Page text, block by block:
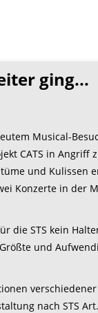
ging...
Musical-
CATS in Angriff
und Kulissen
Konzerte in der
die STS kein
und
nach STS